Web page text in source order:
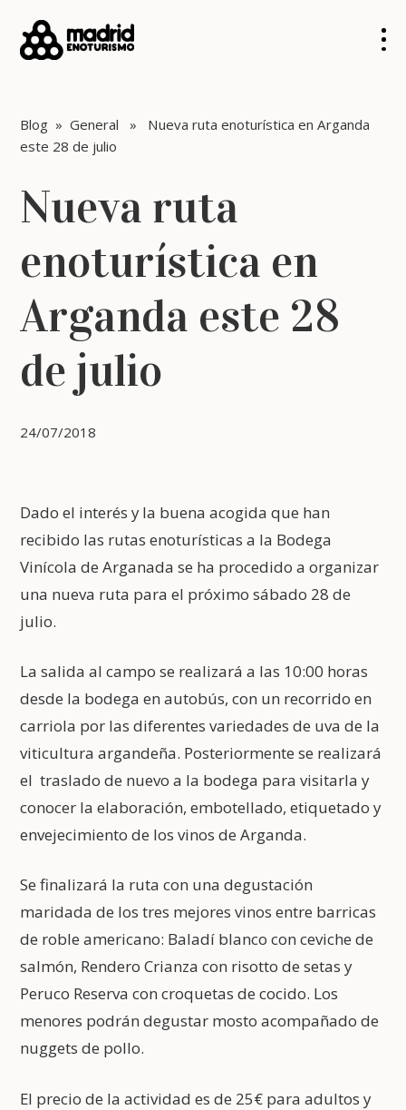
Blog »General » Nueva ruta enoturística en Arganda
este 28 de julio
Nueva ruta
enoturística en
Arganda este 28
de julio
24/07/2018
Dado el interés y la buena acogida que han
recibido las rutas enoturísticas a la Bodega
Vinícola de Arganada se ha procedido a organizar
una nueva ruta para el próximo sábado 28 de
julio.
La salida al campo se realizará a las 10:00 horas
desde la bodega en autobús, con un recorrido en
carriola por las diferentes variedades de uva de la
viticultura argandeña. Posteriormente se realizará
el traslado de nuevo a la bodega para visitarla y
conocer la elaboración, embotellado, etiquetado y
envejecimiento de los vinos de Arganda.
Se finalizará la ruta con una degustación
maridada de los tres mejores vinos entre barricas
de roble americano: Baladí blanco con ceviche de
salmón, Rendero Crianza con risotto de setas y
Peruco Reserva con croquetas de cocido. Los
menores podrán degustar mosto acompañado de
nuggets de pollo.
El precio de la actividad es de 25€ para adultos y